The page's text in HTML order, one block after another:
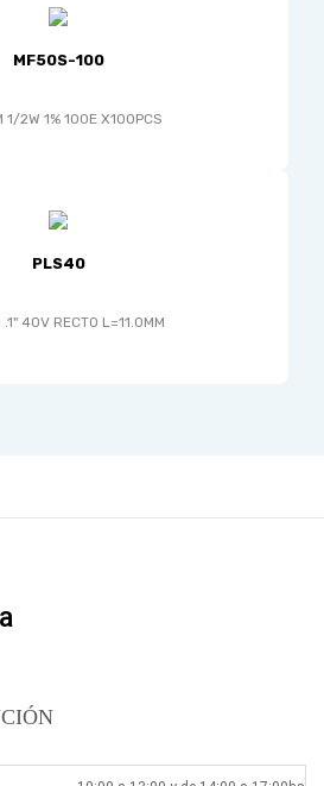
MF50S-100
1/2W 1% 100E X100PCS
PLS40
.1" 40V RECTO L=11.0MM